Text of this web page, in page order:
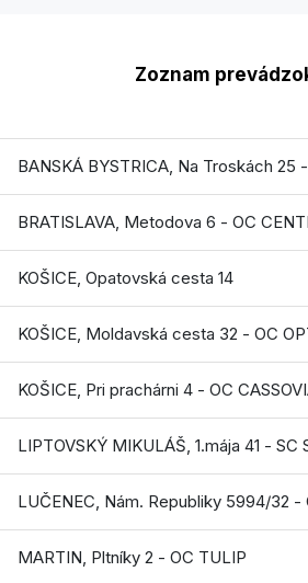
Zoznam
BRATISLAVA, Metodova 6 - OC
KOŠICE, Opatovská cesta 14
KOŠICE, Moldavská cesta
KOŠICE, Pri prachárni 4 - OC
LIPTOVSKÝ
MARTIN, Pltníky 2 - OC TULIP